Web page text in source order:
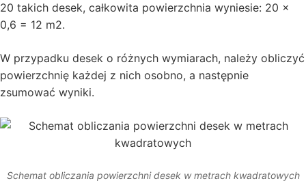
20 takich desek, całkowita powierzchnia wyniesie: 20 ×
0,6 = 12 m2.
W przypadku desek o różnych wymiarach, należy obliczyć
powierzchnię każdej z nich osobno, a następnie
zsumować wyniki.
Schemat obliczania powierzchni desek w metrach kwadratowych